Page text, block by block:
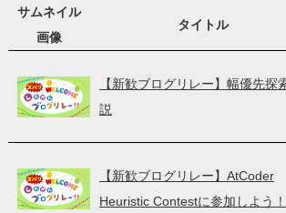
サムネイル
画像
タイトル
【新歓ブログリレー】幅優先探
説
【新歓ブログリレー】AtCoder
Heuristic Contestに参加しよう！